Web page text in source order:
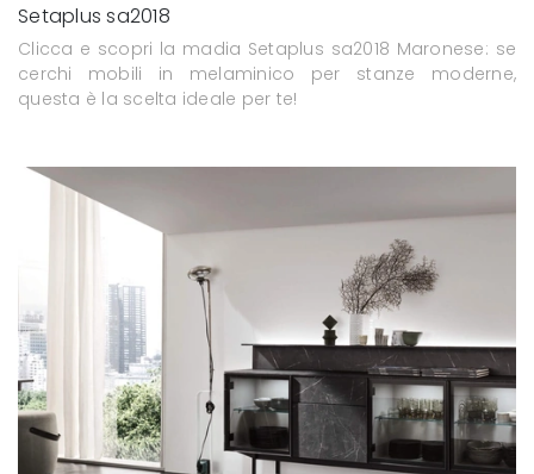
Setaplus sa2018
Clicca e scopri la madia Setaplus sa2018 Maronese: se
cerchi mobili in melaminico per stanze moderne,
questa è la scelta ideale per te!